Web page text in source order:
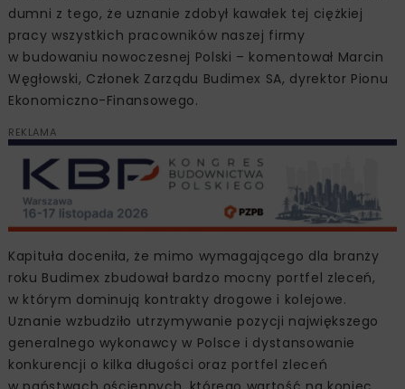
dumni z tego, że uznanie zdobył kawałek tej ciężkiej
pracy wszystkich pracowników naszej firmy
w budowaniu nowoczesnej Polski – komentował Marcin
Węgłowski, Członek Zarządu Budimex SA, dyrektor Pionu
Ekonomiczno-Finansowego.
REKLAMA
Kapituła doceniła, że mimo wymagającego dla branży
roku Budimex zbudował bardzo mocny ‎portfel zleceń,
w którym dominują kontrakty drogowe i ‎kolejowe.
Uznanie wzbudziło utrzymywanie pozycji ‎największego
generalnego wykonawcy w Polsce i dystansowanie
‎konkurencji o kilka długości oraz portfel zleceń